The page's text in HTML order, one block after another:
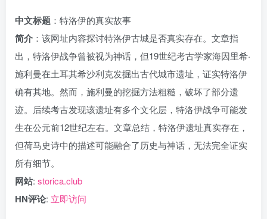
中文标题 ：特洛伊的真实故事
简介 ：该网址内容探讨特洛伊古城是否真实存在。文章指
出，特洛伊战争曾被视为神话，但19世纪考古学家海因里希·
施利曼在土耳其希沙利克发掘出古代城市遗址，证实特洛伊
确有其地。然而，施利曼的挖掘方法粗糙，破坏了部分遗
迹。后续考古发现该遗址有多个文化层，特洛伊战争可能发
生在公元前12世纪左右。文章总结，特洛伊遗址真实存在，
但荷马史诗中的描述可能融合了历史与神话，无法完全证实
所有细节。
网站: storica.club
HN评论: 立即访问